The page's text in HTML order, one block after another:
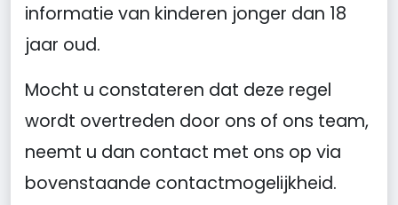
informatie van kinderen jonger dan 18
jaar oud.
Mocht u constateren dat deze regel
wordt overtreden door ons of ons team,
neemt u dan contact met ons op via
bovenstaande contactmogelijkheid.